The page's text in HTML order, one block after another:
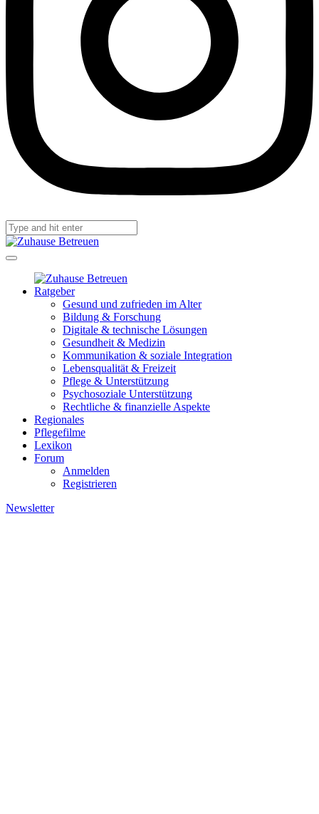
Ratgeber
Gesund und zufrieden im Alter
Bildung & Forschung
Digitale & technische Lösungen
Gesundheit & Medizin
Kommunikation & soziale Integration
Lebensqualität & Freizeit
Pflege & Unterstützung
Psychosoziale Unterstützung
Rechtliche & finanzielle Aspekte
Regionales
Pflegefilme
Lexikon
Forum
Anmelden
Registrieren
Newsletter